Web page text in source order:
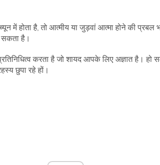
में होता है, तो आत्मीय या जुड़वां आत्मा होने की प्रबल
है।
करता है जो शायद आपके लिए अज्ञात है।
छुपा रहे हों।